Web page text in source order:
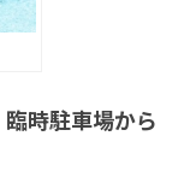
時駐車場から